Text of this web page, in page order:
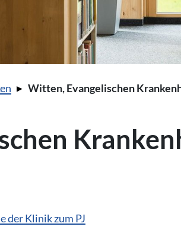
Witten, Evangelischen
der Klinik zum PJ